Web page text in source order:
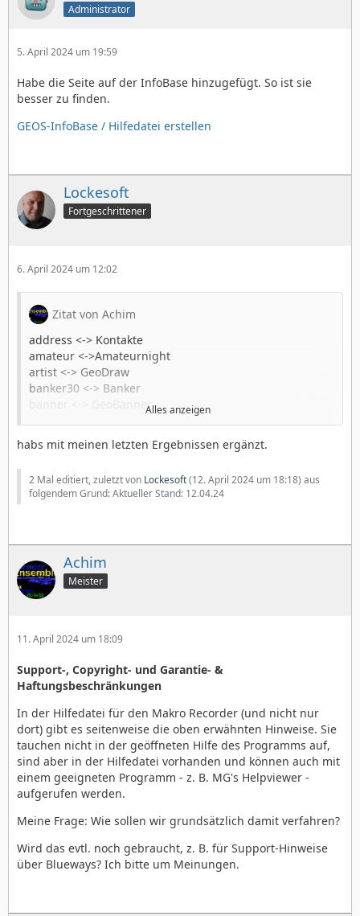
Administrator
5. April 2024 um 19:59
Habe die Seite auf der InfoBase hinzugefügt. So ist sie
besser zu finden.
GEOS-InfoBase / Hilfedatei erstellen
Lockesoft
Fortgeschrittener
6. April 2024 um 12:02
Zitat von Achim
address <-> Kontakte
amateur <->Amateurnight
artist <-> GeoDraw
banker30 <-> Banker
banner <-> GeoBanner
BJack <-> Black Jack
calendar <-> Kalender
cards <->Dialogbox Kartenrückseiten wählen
chat <-> IRC Chat
dirls11 <-> Ordnerliste
dump <-> Bildschirmfoto
column <-> Columns
dialup <-> Internet-Einwahl
ffile <-> Dialogboxen GeoFile
geofile <-> GeoFile
GeoZip Help <-> GeoZip
graphvwr <-> Graphics Viewer
grobj <-> Dialogboxen Grafische Elemente
HB Help <-> Homebase (NEU)
Hearts <-> Hearts (Kartenspiel)
impex <-> Import/Export
isdesk <-> Desktop
isui <-> Dialogboxen ISUI
crosswd <->Kreuzworträtsel
Alles anzeigen
habs mit meinen letzten Ergebnissen ergänzt.
2 Mal editiert, zuletzt von Lockesoft(12. April 2024 um 18:18) aus
folgendem Grund: Aktueller Stand: 12.04.24
Achim
Meister
11. April 2024 um 18:09
Support-, Copyright- und Garantie- &
Haftungsbeschränkungen
In der Hilfedatei für den Makro Recorder (und nicht nur
dort) gibt es seitenweise die oben erwähnten Hinweise. Sie
tauchen nicht in der geöffneten Hilfe des Programms auf,
sind aber in der Hilfedatei vorhanden und können auch mit
einem geeigneten Programm - z. B. MG's Helpviewer -
aufgerufen werden.
Meine Frage: Wie sollen wir grundsätzlich damit verfahren?
Wird das evtl. noch gebraucht, z. B. für Support-Hinweise
über Blueways? Ich bitte um Meinungen.